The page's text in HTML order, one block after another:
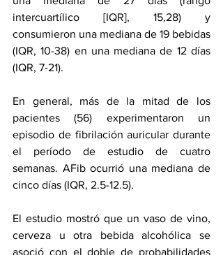
intercuartílico [IQR], 15,28) y
consumieron una mediana de 19 bebidas
(IQR, 10-38) en una mediana de 12 días
(IQR, 7-21).
En general, más de la mitad de los
pacientes (56) experimentaron un
episodio de fibrilación auricular durante
el período de estudio de cuatro
semanas. AFib ocurrió una mediana de
cinco días (IQR, 2.5-12.5).
El estudio mostró que un vaso de vino,
cerveza u otra bebida alcohólica se
asoció con el doble de probabilidades